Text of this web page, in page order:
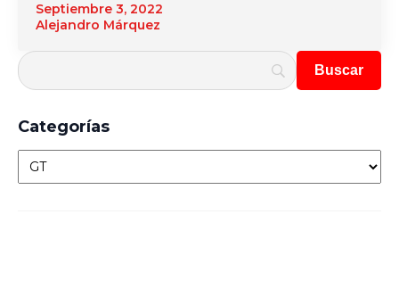
Septiembre 3, 2022
Alejandro Márquez
Categorías
Categorías